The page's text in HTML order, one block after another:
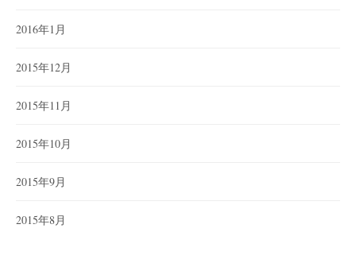
2016年1月
2015年12月
2015年11月
2015年10月
2015年9月
2015年8月